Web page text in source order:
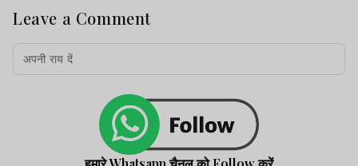
Leave a Comment